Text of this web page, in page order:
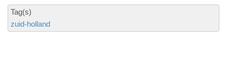
Tag(s)
zuid-holland